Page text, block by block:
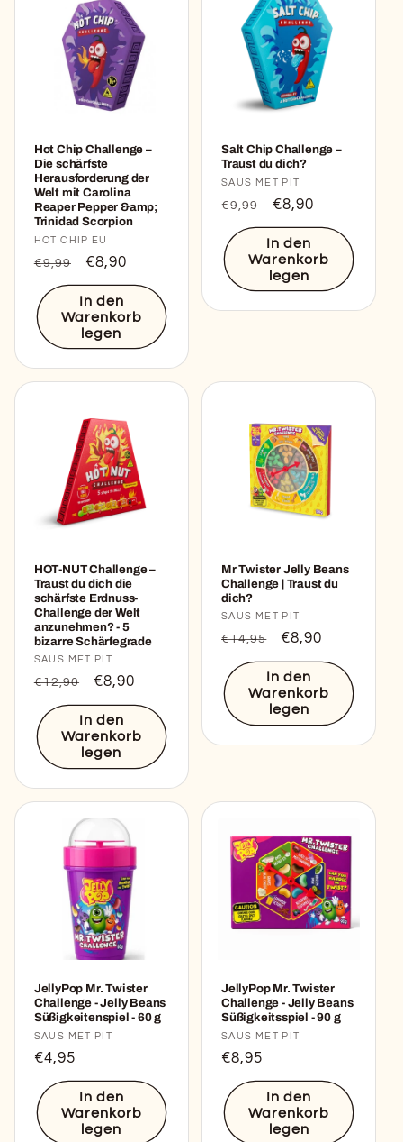
Hot Chip Challenge –
Die schärfste
Herausforderung der
Welt mit Carolina
Reaper Pepper &amp;
Trinidad Scorpion
Anbieter:
HOT CHIP EU
Normaler
Preis
€9,99 Verkaufspreis
€8,90
In den
Warenkorb
legen
Salt Chip Challenge –
Traust du dich?
Anbieter:
SAUS MET PIT
Normaler
Preis
€9,99 Verkaufspreis
€8,90
In den
Warenkorb
legen
HOT-NUT Challenge –
Traust du dich die
schärfste Erdnuss-
Challenge der Welt
anzunehmen? - 5
bizarre Schärfegrade
Anbieter:
SAUS MET PIT
Normaler
Preis
€12,90 Verkaufspreis
€8,90
In den
Warenkorb
legen
Mr Twister Jelly Beans
Challenge | Traust du
dich?
Anbieter:
SAUS MET PIT
Normaler
Preis
€14,95 Verkaufspreis
€8,90
In den
Warenkorb
legen
JellyPop Mr. Twister
Challenge - Jelly Beans
Süßigkeitenspiel - 60 g
Anbieter:
SAUS MET PIT
Normaler
Preis
€4,95
In den
Warenkorb
legen
JellyPop Mr. Twister
Challenge - Jelly Beans
Süßigkeitsspiel - 90 g
Anbieter:
SAUS MET PIT
Normaler
Preis
€8,95
In den
Warenkorb
legen